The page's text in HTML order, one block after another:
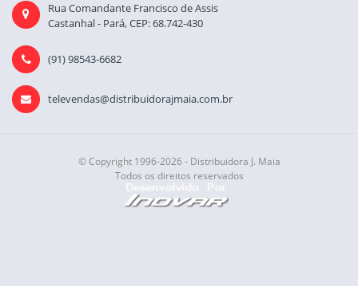
Rua Comandante Francisco de Assis
Castanhal - Pará, CEP: 68.742-430
(91) 98543-6682
televendas@distribuidorajmaia.com.br
© Copyright 1996-2026 - Distribuidora J. Maia
Todos os direitos reservados